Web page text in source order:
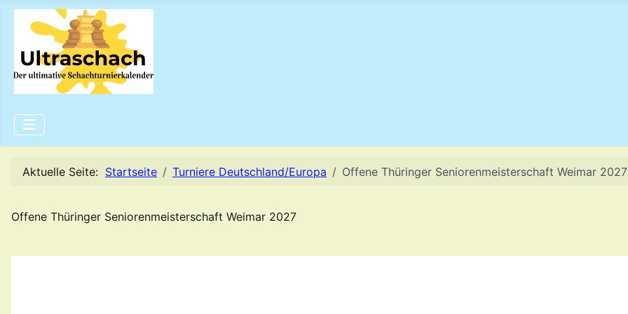
Aktuelle Seite: Startseite Turniere Deutschland/Europa Offene Thüringer Seniorenmeisterschaft Weimar 2027
Offene Thüringer Seniorenmeisterschaft Weimar 2027